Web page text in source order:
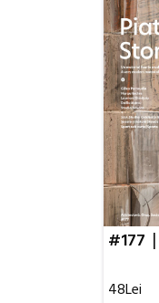
#177 |
48Lei